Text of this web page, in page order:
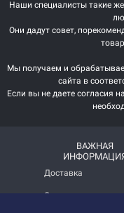
Наши специалисты такие
Они дадут совет,
Мы получаем и
сайта в
Если вы не даете согласия
ВАЖНАЯ
Доставка
Оплата